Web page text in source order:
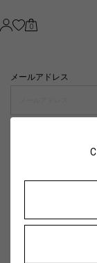
0
メールアドレス